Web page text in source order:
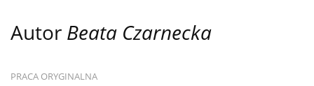
Autor Beata Czarnecka
PRACA ORYGINALNA